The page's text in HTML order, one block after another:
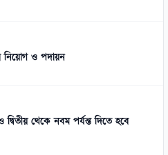
নিয়োগ ও পদায়ন
দ্বিতীয় থেকে নবম পর্যন্ত দিতে হবে